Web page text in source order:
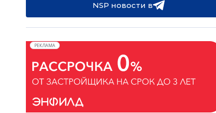
NSP новости в
РЕКЛАМА